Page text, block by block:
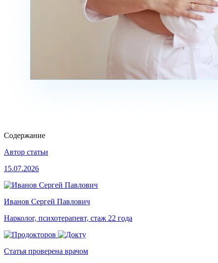
Содержание
Автор статьи
15.07.2026
Иванов Сергей Павлович
Нарколог, психотерапевт, стаж 22 года
Статья проверена врачом